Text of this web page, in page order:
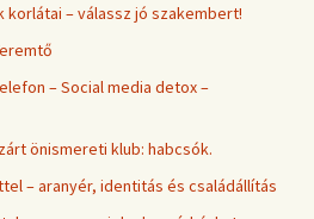
korlátai – válassz jó szakembert!
– Social media detox –
önismereti klub: habcsók.
– aranyér, identitás és családállítás